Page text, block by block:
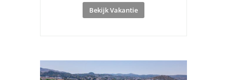
Bekijk Vakantie